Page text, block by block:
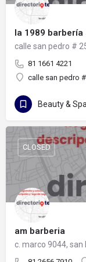
la 1989 barbería
calle san pedro #
81 1661 4221
calle san pedro
Beauty &
am barberia
c. marco 9044, san
CLOSED